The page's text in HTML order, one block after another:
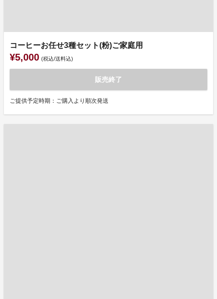
コーヒーお任せ3種セット(粉)ご家庭用
¥5,000 (税込/送料込)
販売終了
ご提供予定時期：ご購入より順次発送